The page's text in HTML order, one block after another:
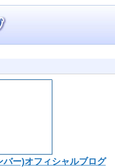
ー)オフィシャルブログ